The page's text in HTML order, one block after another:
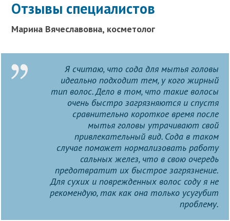
Отзывы специалистов
Марина Вячеславовна, косметолог
Я считаю, что сода для мытья головы
идеально подходит тем, у кого жирный
тип волос. Дело в том, что такие волосы
очень быстро загрязняются и спустя
сравнительно короткое время после
мытья головы утрачивают свой
привлекательный вид. Сода в таком
случае поможет нормализовать работу
сальных желез, что в свою очередь
предотвратит их быстрое загрязнение.
Для сухих и поврежденных волос соду я не
рекомендую, так как она только усугубит
проблему.